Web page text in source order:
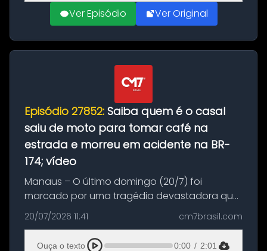
Ver Episódio Ver Original
Episódio 27852: Saiba quem é o casal
saiu de moto para tomar café na
estrada e morreu em acidente na BR-
174; vídeo
Manaus – O último domingo (20/7) foi
marcado por uma tragédia devastadora que
resultou na morte precoce de dois jovens na
BR-174, na zona rural de Manaus. Um passeio
com destino a um típico café regio...
20/07/2026 11:41 cm7brasil.com
Ouça o texto 0:00 / 2:01